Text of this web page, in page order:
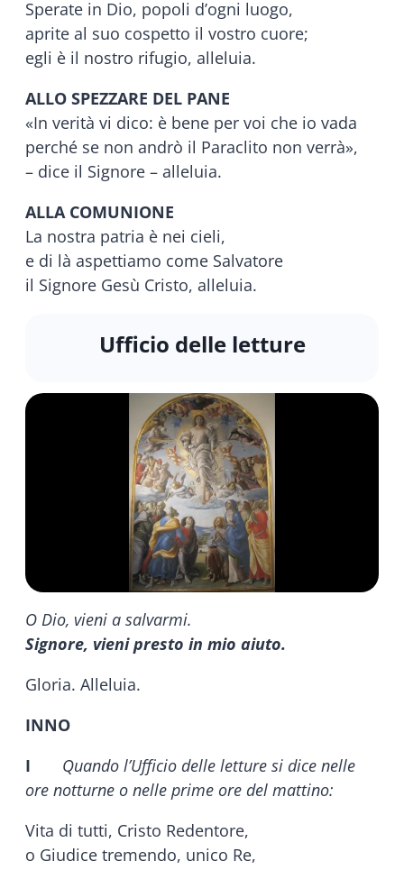
Sperate in Dio, popoli d’ogni luogo,
aprite al suo cospetto il vostro cuore;
egli è il nostro rifugio, alleluia.
ALLO SPEZZARE DEL PANE
«In verità vi dico: è bene per voi che io vada
perché se non andrò il Paraclito non verrà»,
– dice il Signore – alleluia.
ALLA COMUNIONE
La nostra patria è nei cieli,
e di là aspettiamo come Salvatore
il Signore Gesù Cristo, alleluia.
Ufficio delle letture
O Dio, vieni a salvarmi.
Signore, vieni presto in mio aiuto.
Gloria. Alleluia.
INNO
I
Quando l’Ufficio delle letture si dice nelle
ore notturne o nelle prime ore del mattino:
Vita di tutti, Cristo Redentore,
o Giudice tremendo, unico Re,